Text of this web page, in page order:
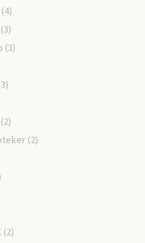
(4)
(3)
(3)
(2)
(2)
(2)